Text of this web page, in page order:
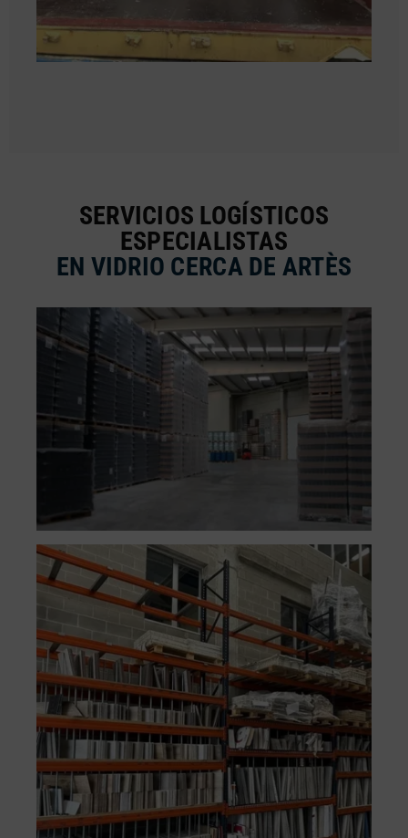
SERVICIOS LOGÍSTICOS
ESPECIALISTAS
EN VIDRIO CERCA DE ARTÈS